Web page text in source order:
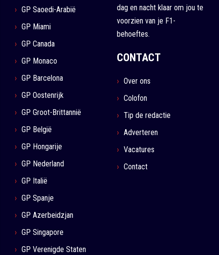
GP Saoedi-Arabië
GP Miami
GP Canada
GP Monaco
GP Barcelona
GP Oostenrijk
GP Groot-Brittannië
GP België
GP Hongarije
GP Nederland
GP Italië
GP Spanje
GP Azerbeidzjan
GP Singapore
GP Verenigde Staten
dag en nacht klaar om jou te
voorzien van je F1-
behoeftes.
CONTACT
Over ons
Colofon
Tip de redactie
Adverteren
Vacatures
Contact